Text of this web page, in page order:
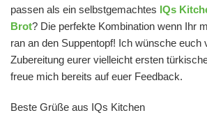
passen als ein selbstgemachtes IQs
Brot? Die perfekte Kombination wenn Ihr
ran an den Suppentopf! Ich wünsche euch
Zubereitung eurer vielleicht ersten
freue mich bereits auf euer Feedback.
Beste Grüße aus IQs Kitchen